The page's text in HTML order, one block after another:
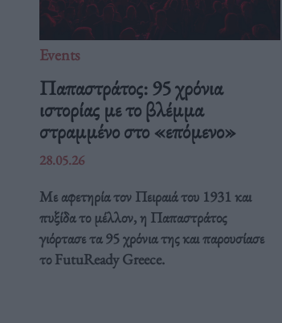
Events
Παπαστράτος: 95 χρόνια
ιστορίας με το βλέμμα
στραμμένο στο «επόμενο»
28.05.26
Με αφετηρία τον Πειραιά του 1931 και
πυξίδα το μέλλον, η Παπαστράτος
γιόρτασε τα 95 χρόνια της και παρουσίασε
το FutuReady Greece.